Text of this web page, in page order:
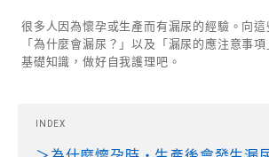
很多人因為懷孕或生產而有漏尿的經驗。向
「為什麼會漏尿？」以及「漏尿的應注意事
基礎知識，做好自我護理吧。
INDEX